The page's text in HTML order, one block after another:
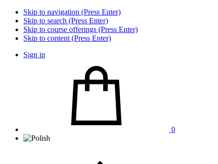
Skip to navigation (Press Enter)
Skip to search (Press Enter)
Skip to course offerings (Press Enter)
Skip to content (Press Enter)
Sign in
0